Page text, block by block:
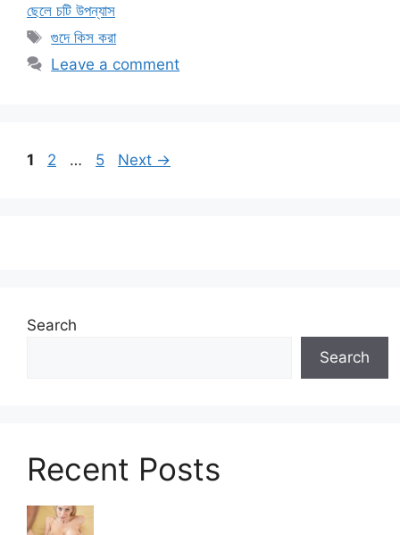
ছেলে চটি উপন্যাস
Tags
গুদে কিস করা
Leave a comment
Page
1 Page
2 … Page
5 Next →
Search
Search
Recent Posts